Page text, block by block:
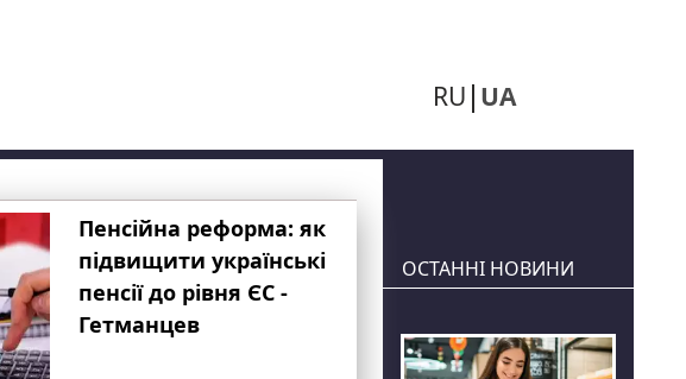
RU UA
Пенсійна реформа: як
підвищити українські
пенсії до рівня ЄС -
Гетманцев
ОСТАННІ НОВИНИ